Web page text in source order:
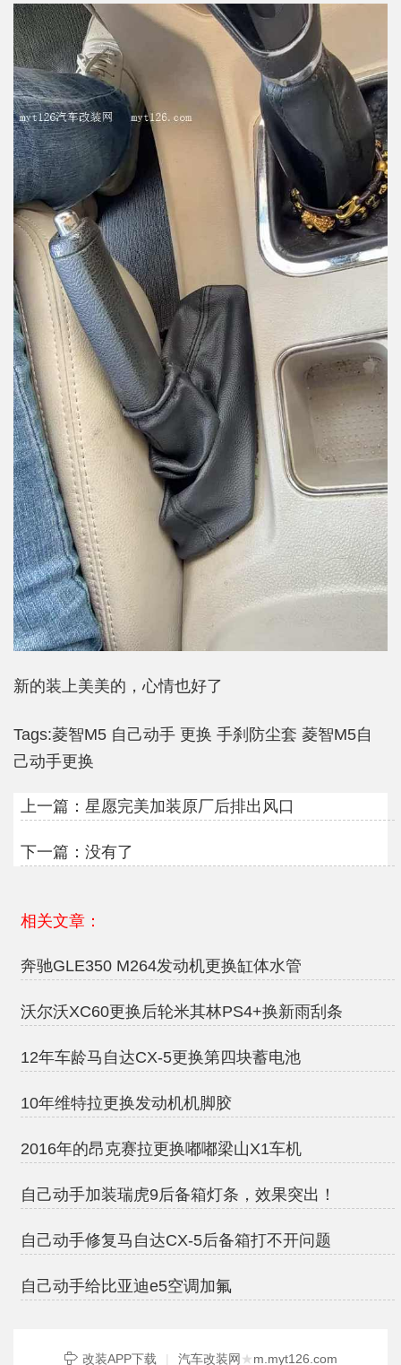
新的装上美美的，心情也好了
Tags:菱智M5 自己动手 更换 手刹防尘套 菱智M5自
己动手更换
上一篇： 星愿完美加装原厂后排出风口
下一篇：没有了
相关文章：
奔驰GLE350 M264发动机更换缸体水管
沃尔沃XC60更换后轮米其林PS4+换新雨刮条
12年车龄马自达CX-5更换第四块蓄电池
10年维特拉更换发动机机脚胶
2016年的昂克赛拉更换嘟嘟梁山X1车机
自己动手加装瑞虎9后备箱灯条，效果突出！
自己动手修复马自达CX-5后备箱打不开问题
自己动手给比亚迪e5空调加氟
改装APP下载 | 汽车改装网 ★m.myt126.com